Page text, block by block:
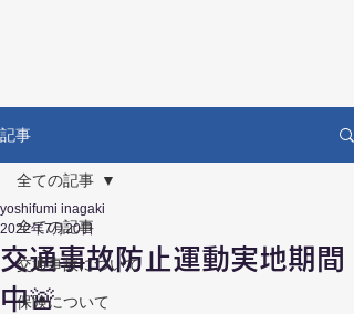
記事
全ての記事
交通事故について
保険について
全ての記事
交通事故防止運動実地期間
中🚨
yoshifumi inagaki
2022年7月20日